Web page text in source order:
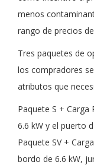
menos
rango de precios
Tres paquetes de
los compradores
atributos que
Paquete S + Carga
6.6 kW y el puerto
Paquete SV +
bordo de 6.6 kW,